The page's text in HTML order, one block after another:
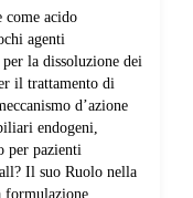
come acido
agenti
la dissoluzione dei
il trattamento di
d’azione
endogeni,
per pazienti
Il suo Ruolo nella
formulazione